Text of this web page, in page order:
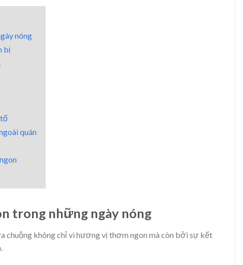
nóng
bị
quán
trong những ngày nóng
chuộng không chỉ vì hương vị thơm ngon mà còn bởi sự kết